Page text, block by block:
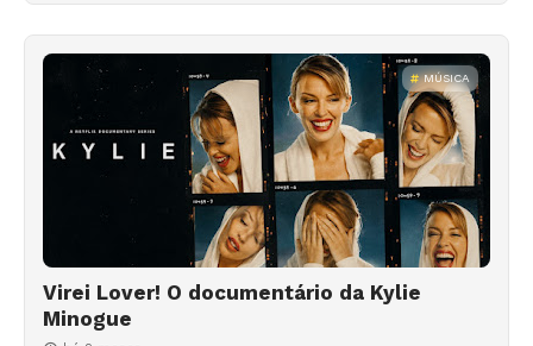
MÚSICA
Virei Lover! O documentário da Kylie
Minogue